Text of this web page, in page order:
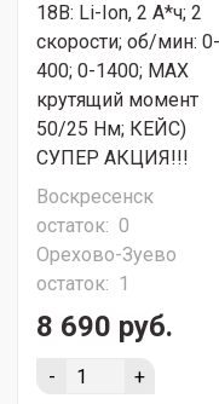
18В: Li-Ion, 2 А*ч; 2
скорости; об/мин: 0-
400; 0-1400; МАХ
крутящий момент
50/25 Нм; КЕЙС)
СУПЕР АКЦИЯ!!!
Воскресенск
остаток: 0
Орехово-Зуево
остаток: 1
8 690 руб.
- +